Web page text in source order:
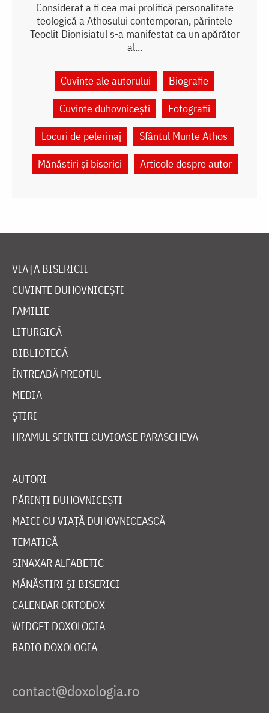
Considerat a fi cea mai prolifică personalitate
teologică a Athosului contemporan, părintele
Teoclit Dionisiatul s-a manifestat ca un apărător
al...
Cuvinte ale autorului
Biografie
Cuvinte duhovnicești
Fotografii
Locuri de pelerinaj
Sfântul Munte Athos
Mănăstiri și biserici
Articole despre autor
VIAȚA BISERICII
CUVINTE DUHOVNICEȘTI
FAMILIE
LITURGICĂ
BIBLIOTECĂ
ÎNTREABĂ PREOTUL
MEDIA
ȘTIRI
HRAMUL SFINTEI CUVIOASE PARASCHEVA
AUTORI
PĂRINȚI DUHOVNICEȘTI
MAICI CU VIAȚĂ DUHOVNICEASCĂ
TEMATICĂ
SINAXAR ALFABETIC
MĂNĂSTIRI ȘI BISERICI
CALENDAR ORTODOX
WIDGET DOXOLOGIA
RADIO DOXOLOGIA